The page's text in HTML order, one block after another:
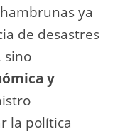
ya
de desastres
sino
y
la política